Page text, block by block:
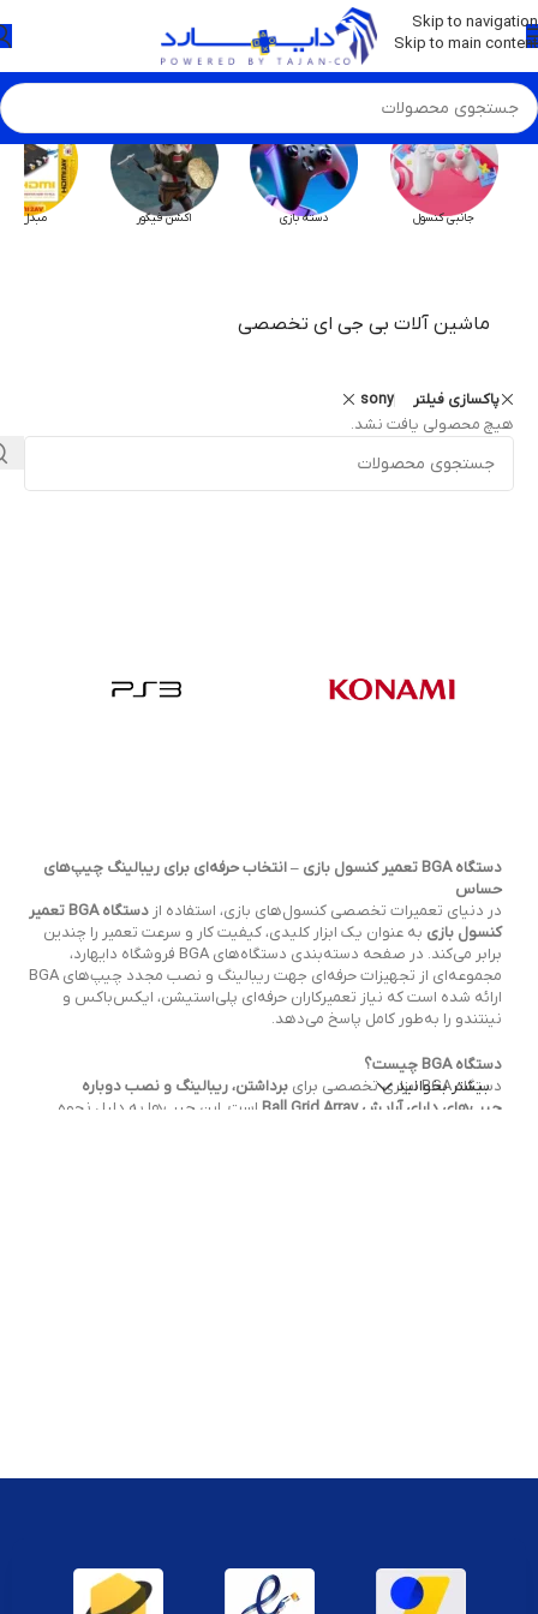
Skip to navigation
Skip to main content
💡برچسب و اسکین کنسول ها بروز شد . . . اینجا کیک کن !
جانبی کنسول دسته بازی اکشن فیگور مبدل HX
ماشین آلات بی جی ای تخصصی
پاکسازی فیلتر sony
هیچ محصولی یافت نشد.
دستگاه BGA تعمیر کنسول بازی – انتخاب حرفه‌ای برای ریبالینگ چیپ‌های
حساس
در دنیای تعمیرات تخصصی کنسول‌های بازی، استفاده از
دستگاه BGA تعمیر
کنسول بازی به عنوان یک ابزار کلیدی، کیفیت کار و سرعت تعمیر را چندین
برابر می‌کند. در صفحه دسته‌بندی دستگاه‌های BGA فروشگاه دایهارد،
مجموعه‌ای از تجهیزات حرفه‌ای جهت ریبالینگ و نصب مجدد چیپ‌های BGA
ارائه شده است که نیاز تعمیرکاران حرفه‌ای پلی‌استیشن، ایکس‌باکس و
نینتندو را به‌طور کامل پاسخ می‌دهد.
دستگاه BGA چیست؟
دستگاه BGA ابزاری تخصصی برای
برداشتن، ریبالینگ و نصب دوباره
چیپ‌های دارای آرایش Ball Grid Array
است. این چیپ‌ها به دلیل نحوه
پروفایل حرارتی قابل برنامه‌ریزی: مناسب برای چیپ‌های متنوع
بیشتر بخوانید